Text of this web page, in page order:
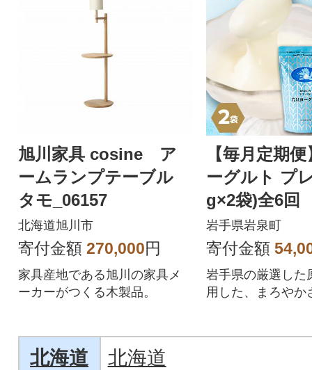
旭川家具 cosine ア
ームランプテーブル
タモ_06157
北海道旭川市
寄付金額 270,000円
家具産地である旭川の家具メ
ーカーがつくる木製品。
【毎月定期
ーグルト プ
g×2袋)全6回
岩手県岩泉町
寄付金額
岩手県の厳選した
用した、まろやか
北海道 北海道